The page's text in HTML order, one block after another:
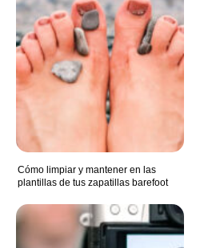
Cómo limpiar y mantener en las
plantillas de tus zapatillas barefoot